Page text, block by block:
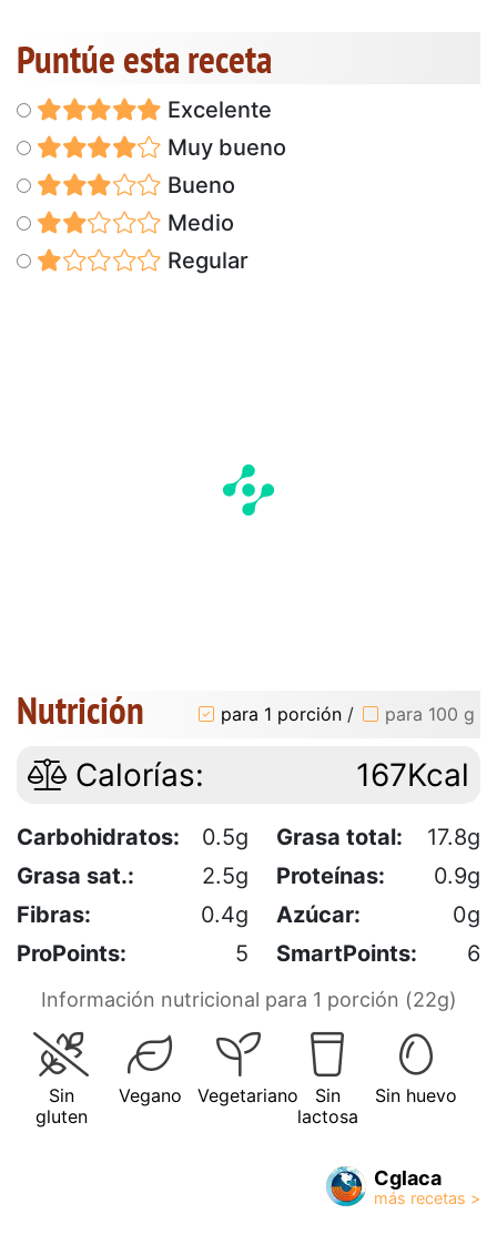
Puntúe esta receta
Excelente
Muy bueno
Bueno
Medio
Regular
Nutrición para 1 porción / para 100 g
Calorías: 167Kcal
Carbohidratos: 0.5g Grasa total:
17.8g
Grasa sat.:
2.5g Proteínas:
0.9g
Fibras:
0.4g Azúcar:
0g
ProPoints:
5 SmartPoints: 6
Información nutricional para 1 porción (22g)
Sin
gluten
Vegano Vegetariano
Sin
lactosa
Sin huevo
Cglaca